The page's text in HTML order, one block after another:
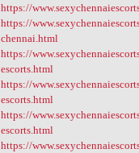
https://
https://
chennai.html
https://
escorts.html
https://
escorts.html
https://
escorts.html
https://